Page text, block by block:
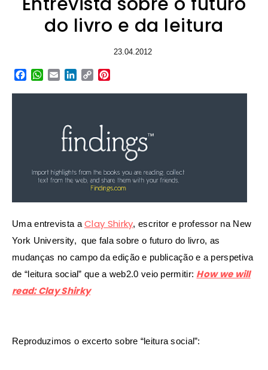
do livro e da leitura
23.04.2012
Facebook
WhatsApp
EmailLinkedIn
Copy
Uma entrevista aClay Shirky, escritor e professor na New
York University, que fala sobre o futuro do livro, as
mudanças no campo da edição e publicação e a perspetiva
de “leitura social” que a web2.0 veio permitir: How we will
read: Clay Shirky
Reproduzimos o excerto sobre “leitura social”: